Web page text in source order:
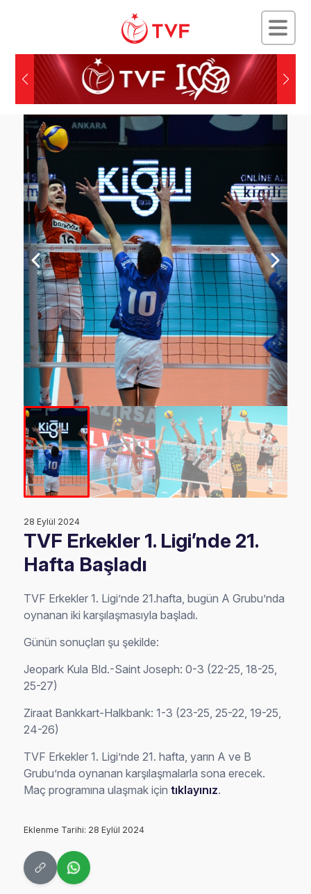
28 Eylül 2024
TVF Erkekler 1. Ligi’nde 21.
Hafta Başladı
TVF Erkekler 1. Ligi’nde 21.hafta, bugün A Grubu’nda
oynanan iki karşılaşmasıyla başladı.
Günün sonuçları şu şekilde:
Jeopark Kula Bld.-Saint Joseph: 0-3 (22-25, 18-25,
25-27)
Ziraat Bankkart-Halkbank: 1-3 (23-25, 25-22, 19-25,
24-26)
TVF Erkekler 1. Ligi’nde 21. hafta, yarın A ve B
Grubu’nda oynanan karşılaşmalarla sona erecek.
Maç programına ulaşmak içintıklayınız.
Eklenme Tarihi: 28 Eylül 2024